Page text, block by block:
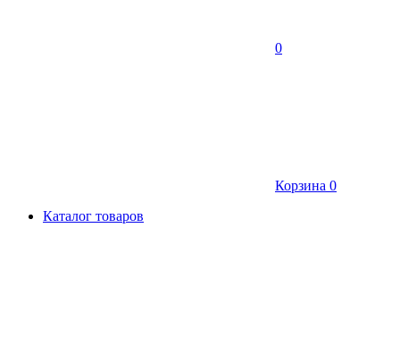
0
Корзина 0
Каталог товаров